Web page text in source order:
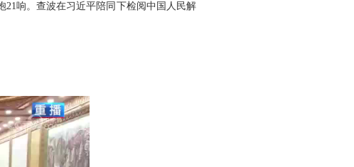
响。查波在习近平陪同下检阅中国人民解